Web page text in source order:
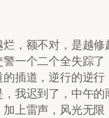
烂，额不对，是越
警一个二个全失踪了
的插道，逆行的逆行
，我迟到了，中午的
上雷声，风光无限